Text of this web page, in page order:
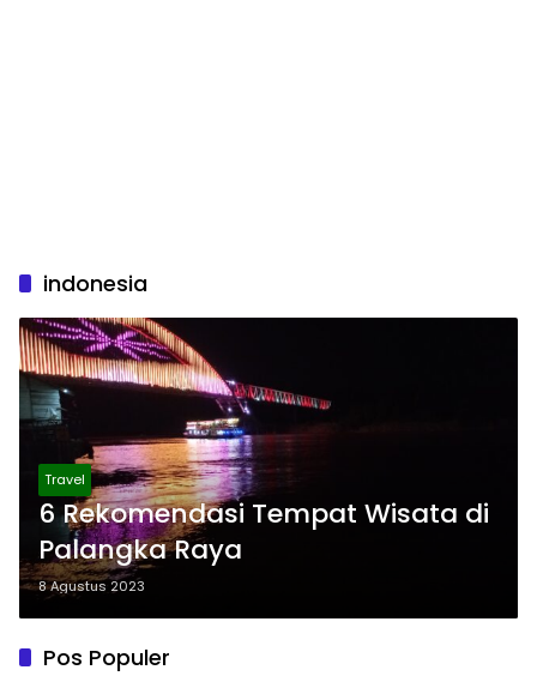
indonesia
Travel
6 Rekomendasi Tempat Wisata di
Palangka Raya
8 Agustus 2023
Pos Populer